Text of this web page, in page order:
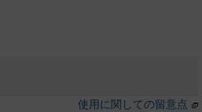
使用に関しての留意点